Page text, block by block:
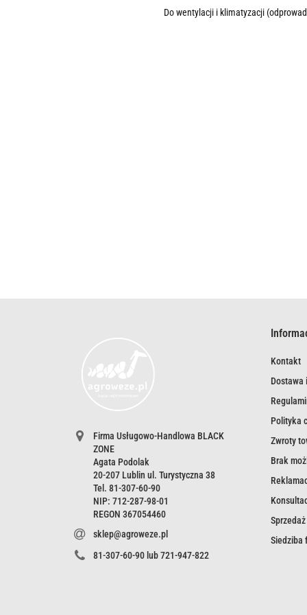
Do wentylacji i klimatyzacji
Firma Usługowo-Handlowa BLACK
ZONE
Agata Podolak
20-207 Lublin ul. Turystyczna 38
Tel. 81-307-60-90
NIP: 712-287-98-01
REGON 367054460
sklep@agroweze.pl
81-307-60-90 lub 721-947-822
Kontakt
Dostawa
Polityka
Zwroty
Brak
Siedziba